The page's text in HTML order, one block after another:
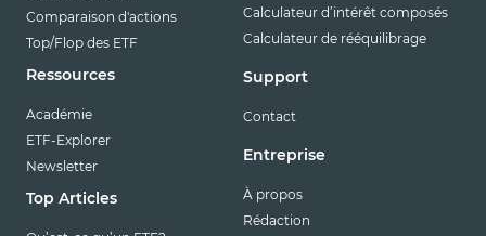
Comparaison d'actions
Top/Flop des ETF
Ressources
Académie
ETF-Explorer
Newsletter
Top Articles
Calculateur d’intérêt composés
Calculateur de rééquilibrage
Support
Contact
Entreprise
À propos
Rédaction